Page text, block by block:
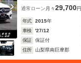
通常ローン 月々29,700円
年式 2015年
車検
'27/12
保証
保証付
住所
山梨県南巨摩郡